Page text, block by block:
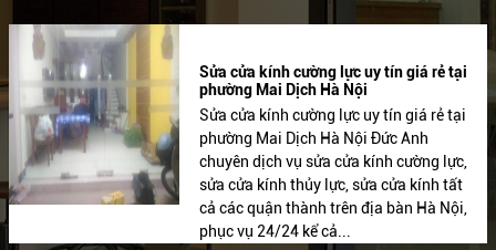
Sửa cửa kính cường lực uy tín giá rẻ tại
phường Mai Dịch Hà Nội
Sửa cửa kính cường lực uy tín giá rẻ tại
phường Mai Dịch Hà Nội Đức Anh
chuyên dịch vụ sửa cửa kính cường lực,
sửa cửa kính thủy lực, sửa cửa kính tất
cả các quận thành trên địa bàn Hà Nội,
phục vụ 24/24 kể cả...